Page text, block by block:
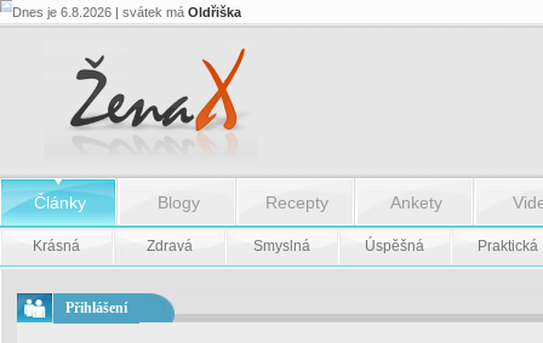
Dnes je 6.8.2026 | svátek má Oldřiška
Články Blogy Recepty Ankety
Krásná Zdravá Smyslná Úspěšná Praktická
Přihlášení